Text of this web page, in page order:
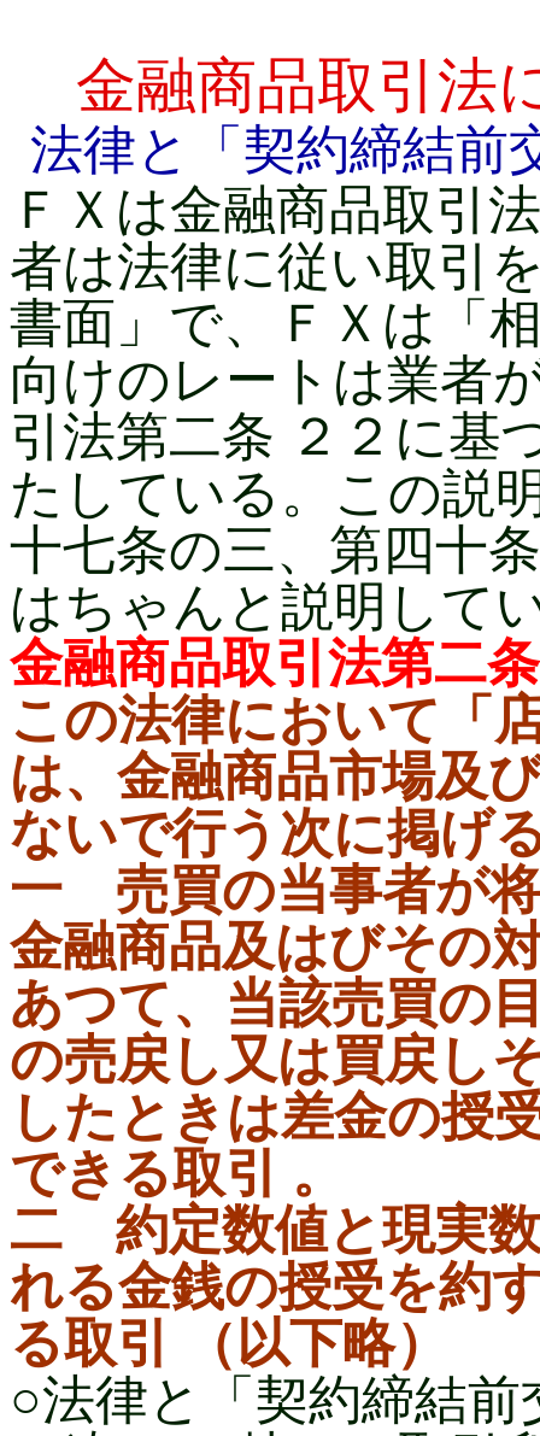
金融商品取引法
法律と「契約締結前
ＦＸは金融商品取引
者は法律に従い取引
書面」で、ＦＸは「
向けのレートは業者
引法第二条 ２２に基
たしている。この説
十七条の三、第四十
はちゃんと説明して
金融商品取引法第
この法律において「
は、金融商品市場及
ないで行う次に掲げ
一 売買の当事者が
金融商品及はびその
あつて、当該売買の
の売戻し又は買戻し
したときは差金の授
できる取引 。
二 約定数値と現実
れる金銭の授受を約
る取引 （以下略）
○法律と「契約締結